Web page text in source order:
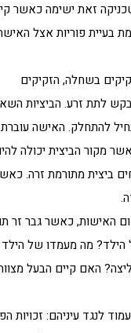
זאת ישימה כאשר
בעיית פוריות אצל
בשחלה, הזקיקים
לתת זרע. הביציות
להתחלק. האישה עוברת
מקור הביצית יכולה
ביצית מתורמת זרה.
האישות, כאשר גבר זר
הילד? מה מעמדו של הילד
האם קיים הבעל
לנגד עיניהם: זכויות